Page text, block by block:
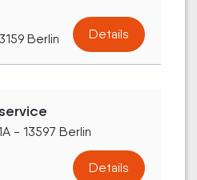
Berlin Details
- 13597 Berlin
Details